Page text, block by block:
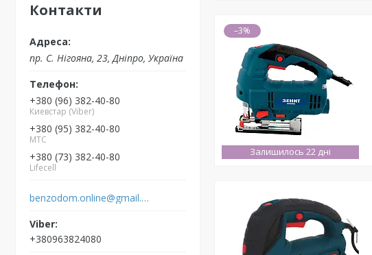
Контакти
пр. С. Нігояна, 23, Дніпро, Україна
+380 (96) 382-40-80
Киевстар (Viber)
+380 (95) 382-40-80
MTC
+380 (73) 382-40-80
Lifecell
benzodom.online@gmail.com
+380963824080
–3%
Залишилось 22 дні